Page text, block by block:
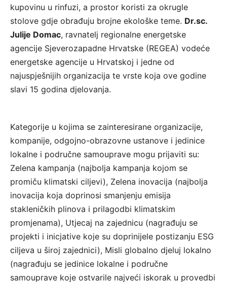
kupovinu u rinfuzi, a prostor koristi za okrugle
stolove gdje obrađuju brojne ekološke teme. Dr.sc.
Julije Domac, ravnatelj regionalne energetske
agencije Sjeverozapadne Hrvatske (REGEA) vodeće
energetske agencije u Hrvatskoj i jedne od
najuspješnijih organizacija te vrste koja ove godine
slavi 15 godina djelovanja.
Kategorije u kojima se zainteresirane organizacije,
kompanije, odgojno-obrazovne ustanove i jedinice
lokalne i područne samouprave mogu prijaviti su:
Zelena kampanja (najbolja kampanja kojom se
promiču klimatski ciljevi), Zelena inovacija (najbolja
inovacija koja doprinosi smanjenju emisija
stakleničkih plinova i prilagodbi klimatskim
promjenama), Utjecaj na zajednicu (nagrađuju se
projekti i inicjative koje su doprinijele postizanju ESG
ciljeva u široj zajednici), Misli globalno djeluj lokalno
(nagrađuju se jedinice lokalne i područne
samouprave koje ostvarile najveći iskorak u provedbi